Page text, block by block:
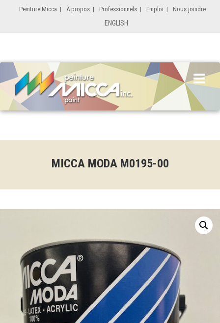
Peinture Micca | À propos | Professionnels | Emploi | Nous joindre
ENGLISH
MICCA MODA M0195-00